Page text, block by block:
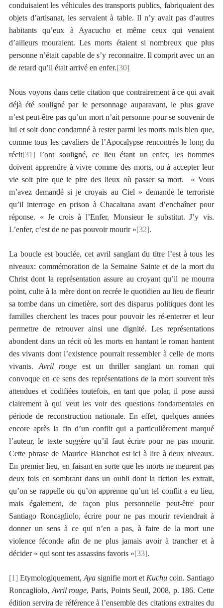
conduisaient les véhicules des transports publics, fabriquaient des
objets d’artisanat, les servaient à table. Il n’y avait pas d’autres
habitants qu’eux à Ayacucho et même ceux qui venaient
d’ailleurs mouraient. Les morts étaient si nombreux que plus
personne n’était capable de s’y reconnaitre. Il comprit avec un an
de retard qu’il était arrivé en enfer.[30]
Nous voyons dans cette citation que contrairement à ce qui avait
déjà été souligné par le personnage auparavant, le plus grave
n’est peut-être pas qu’un mort n’ait personne pour se souvenir de
lui et soit donc condamné à rester parmi les morts mais bien que,
comme tous les cavaliers de l’Apocalypse rencontrés le long du
récit[31] l’ont souligné, ce lieu étant un enfer, les hommes
doivent apprendre à vivre comme des morts, ou à accepter leur
vie soit pire que le pire des lieux où passer sa mort. « Vous
m’avez demandé si je croyais au Ciel » demande le terroriste
qu’il interroge en prison à Chacaltana avant d’enchaîner pour
réponse. « Je crois à l’Enfer, Monsieur le substitut. J’y vis.
L’enfer, c’est de ne pas pouvoir mourir »[32].
La boucle est bouclée, cet avril sanglant du titre l’est à tous les
niveaux: commémoration de la Semaine Sainte et de la mort du
Christ dont la représentation assure au croyant qu’il ne mourra
point, culte à la mère dont on recrée le quotidien au lieu de fleurir
sa tombe dans un cimetière, sort des disparus politiques dont les
familles cherchent les traces pour pouvoir les ré-enterrer et leur
permettre de retrouver ainsi une dignité. Les représentations
abondent dans un récit où les morts en hantant le roman hantent
des vivants dont l’existence pourrait ressembler à celle de morts
vivants. Avril rouge est un thriller sanglant un roman qui
convoque en ce sens des représentations de la mort souvent très
attendues et codifiées toutefois, en tant que polar, il pose aussi
clairement à qui veut les voir des questions fondamentales en
période de reconstruction nationale. En effet, quelques années
encore après la fin d’un conflit qui a particulièrement marqué
l’auteur, le texte suggère qu’il faut écrire pour ne pas mourir.
Cette phrase de Maurice Blanchot est ici à lire à deux niveaux.
En premier lieu, en faisant en sorte que les morts ne meurent pas
deux fois en sombrant dans un oubli dont la fiction les extrait,
qu’on se rappelle ou qu’on apprenne qu’un tel conflit a eu lieu,
mais également, de façon plus personnelle peut-être pour
Santiago Roncagliolo, écrire pour ne pas mourir reviendrait à
donner un sens à ce qui n’en a pas, à faire de la mort une
violence féconde afin de ne plus jamais avoir à trancher et à
décider « qui sont tes assassins favoris »[33].
[1] Etymologiquement, Aya signifie mort et Kuchu coin. Santiago
Roncagliolo, Avril rouge, Paris, Points Seuil, 2008, p. 186. Cette
édition servira de référence à l’ensemble des citations extraites du